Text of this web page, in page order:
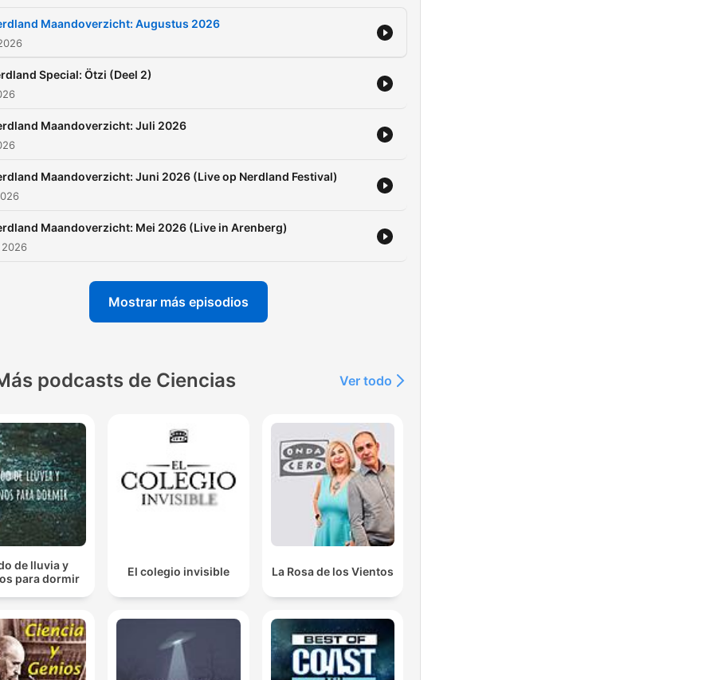
Maandoverzicht: Augustus 2026
Special: Ötzi (Deel 2)
Maandoverzicht: Juli 2026
Maandoverzicht: Juni 2026 (Live op Nerdland Festival)
Maandoverzicht: Mei 2026 (Live in Arenberg)
Mostrar más episodios
podcasts de Ciencias Ver todo
de lluvia y
para dormir
El colegio invisible La Rosa de los Vientos